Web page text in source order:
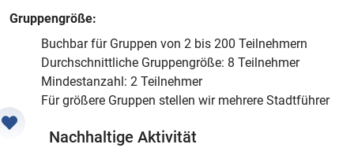
Gruppengröße:
Buchbar für Gruppen von 2 bis 200 Teilnehmern
Durchschnittliche Gruppengröße: 8 Teilnehmer
Mindestanzahl: 2 Teilnehmer
Für größere Gruppen stellen wir mehrere Stadtführer
Nachhaltige Aktivität